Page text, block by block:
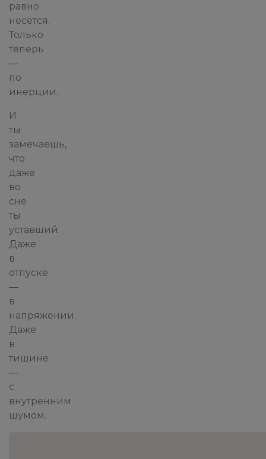
равно
несётся.
Только
теперь
—
по
инерции.
И
ты
замечаешь,
что
даже
во
сне
ты
уставший.
Даже
в
отпуске
—
в
напряжении.
Даже
в
тишине
—
с
внутренним
шумом.